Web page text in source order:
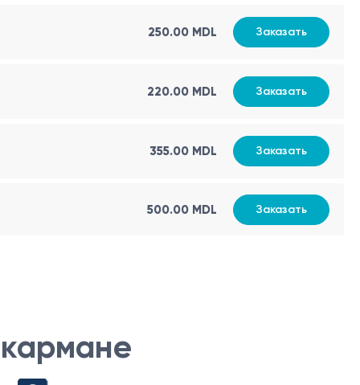
поглощают их и чётко отображаются на цифровом
о строении костей и суставов стоп,
аппарата, помогает выявить травмы и
лечение, а также контролировать результаты
250.00 MDL Заказать
220.00 MDL Заказать
355.00 MDL Заказать
500.00 MDL Заказать